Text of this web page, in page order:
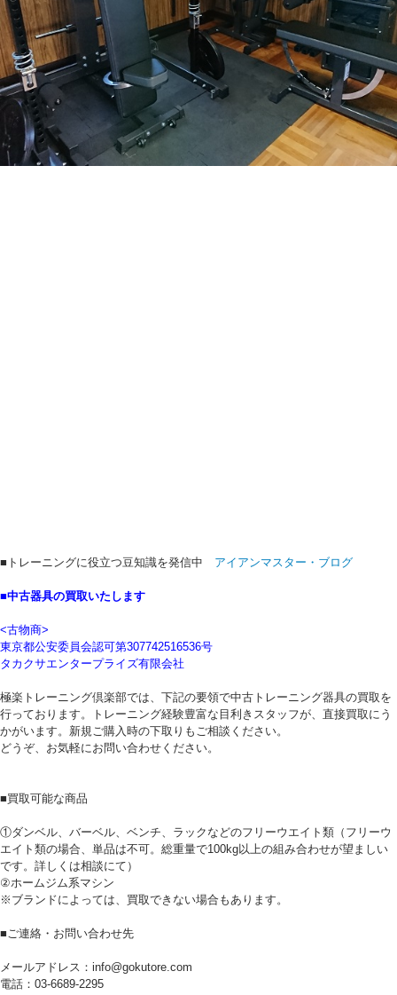
■トレーニングに役立つ豆知識を発信中 アイアンマスター・ブログ
■中古器具の買取いたします
<古物商>
東京都公安委員会認可第307742516536号
タカクサエンタープライズ有限会社
極楽トレーニング倶楽部では、下記の要領で中古トレーニング器具の買取を
行っております。トレーニング経験豊富な目利きスタッフが、直接買取にう
かがいます。新規ご購入時の下取りもご相談ください。
どうぞ、お気軽にお問い合わせください。
■買取可能な商品
①ダンベル、バーベル、ベンチ、ラックなどのフリーウエイト類（フリーウ
エイト類の場合、単品は不可。総重量で100kg以上の組み合わせが望ましい
です。詳しくは相談にて）
②ホームジム系マシン
※ブランドによっては、買取できない場合もあります。
■ご連絡・お問い合わせ先
メールアドレス：info@gokutore.com
電話：03-6689-2295